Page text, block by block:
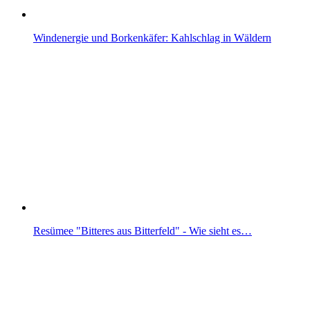
Windenergie und Borkenkäfer: Kahlschlag in Wäldern
Resümee "Bitteres aus Bitterfeld" - Wie sieht es…